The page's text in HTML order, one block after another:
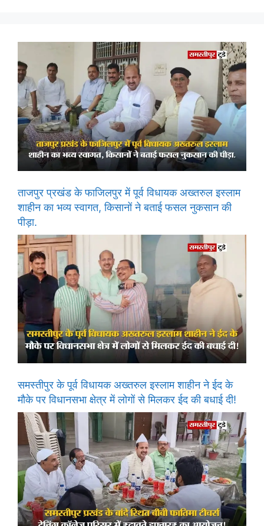
ताजपुर प्रखंड के फाजिलपुर में पूर्व विधायक अख्तरुल इस्लाम
शाहीन का भव्य स्वागत, किसानों ने बताई फसल नुकसान की
पीड़ा.
समस्तीपुर के पूर्व विधायक अख्तरुल इस्लाम शाहीन ने ईद के
मौके पर विधानसभा क्षेत्र में लोगों से मिलकर ईद की बधाई दी!